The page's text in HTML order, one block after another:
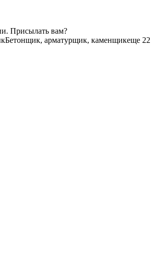
Присылать вам?
Бетонщик, арматурщик, каменщикеще 22